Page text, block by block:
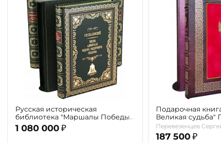
Русская историческая
библиотека "Маршалы Победы"
(7 томов)
1 080 000 ₽
Подарочная
Великая судьба"
С. В.
Перевезенцев
187 500 ₽